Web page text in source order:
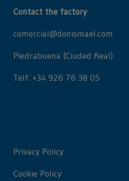
Contact the factory
comercial@donismael.com
Piedrabuena (Ciudad Real)
Telf. +34 926 76 38 05
Privacy Policy
Cookie Policy